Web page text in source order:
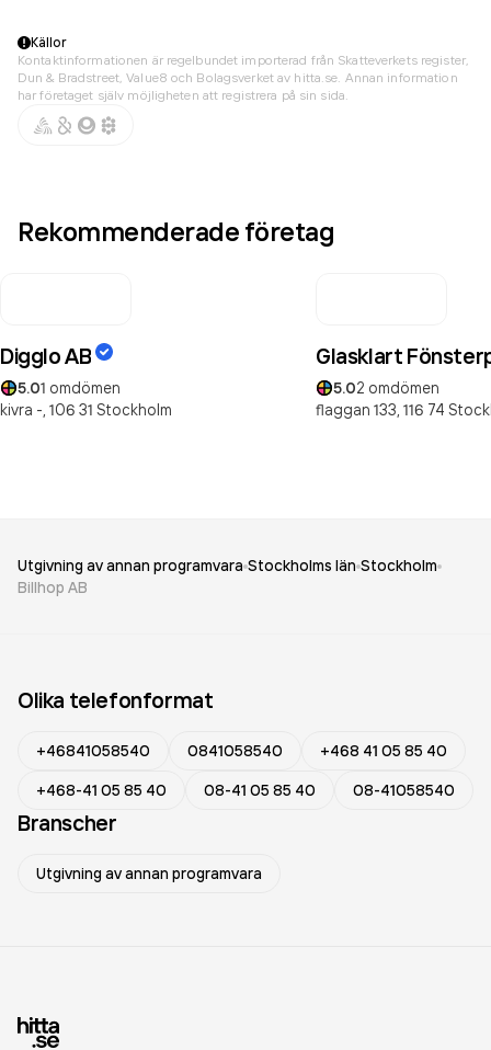
Källor
Kontaktinformationen är regelbundet importerad från Skatteverkets register,
Dun & Bradstreet, Value8 och Bolagsverket av hitta.se. Annan information
har företaget själv möjligheten att registrera på sin sida.
Rekommenderade företag
Digglo AB
5.01 omdömen
kivra -, 106 31 Stockholm
Glasklart
5.02 omdömen
flaggan 133, 116 74
Utgivning av annan programvara Stockholms län Stockholm
Billhop AB
Olika telefonformat
+46841058540 0841058540
+468 41 05 85 40
+468-41 05 85 40
08-41 05 85 40 08-41058540
Branscher
Utgivning av annan programvara